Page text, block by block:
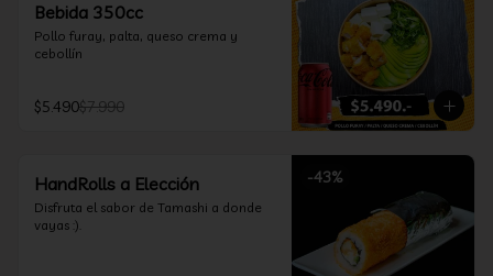
Bebida 350cc
Pollo furay, palta, queso crema y
cebollín
$5.490$7.990
-43%
HandRolls a Elección
Disfruta el sabor de Tamashi a donde
vayas :).